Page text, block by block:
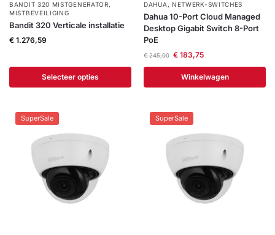
BANDIT 320 MISTGENERATOR,
MISTBEVEILIGING
Bandit 320 Verticale installatie
€ 1.276,59
Selecteer opties
DAHUA , NETWERK-SWITCHES
Dahua 10-Port Cloud Managed
Desktop Gigabit Switch 8-Port
PoE
€245,00 €183,75
Winkelwagen
SuperSale SuperSale